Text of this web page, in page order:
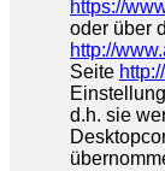
https://
oder über
http://
Seite
d.h. sie